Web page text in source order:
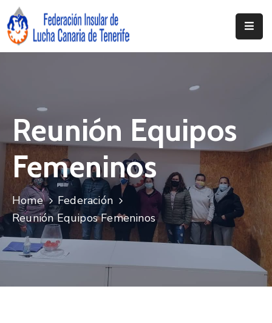
Inicio
Documentación
Noticias
Contacto
Resoluciones
Reunión Equipos
Femeninos
Home
Federación
Reunión Equipos Femeninos